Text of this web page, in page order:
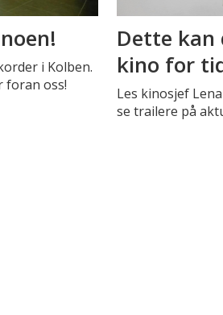
i Kolben.
foran oss!
Dette kan
kino for
Les kinosjef
se trailere på